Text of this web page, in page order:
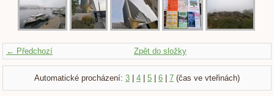
← Předchozí Zpět do složky
Automatické procházení: 3 4 5 6 7 (čas ve vteřinách)